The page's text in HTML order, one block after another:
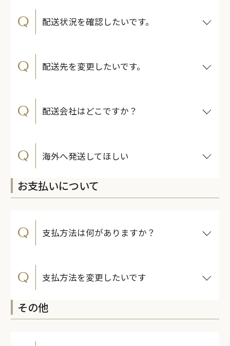
Q 配送状況を確認したいです。
Q 配送先を変更したいです。
Q 配送会社はどこですか？
Q 海外へ発送してほしい
お支払いについて
Q 支払方法は何がありますか？
Q 支払方法を変更したいです
その他